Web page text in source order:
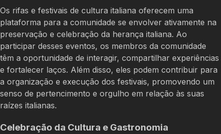
Os rifas e festivais de cultura italiana oferecem uma
plataforma para a comunidade se envolver ativamente na
preservação e celebração da herança italiana. Ao
participar desses eventos, os membros da comunidade
têm a oportunidade de interagir, compartilhar experiências
e fortalecer laços. Além disso, eles podem contribuir para
a organização e execução dos festivais, promovendo um
senso de pertencimento e orgulho em relação às suas
raízes italianas.
Celebração da Cultura e Gastronomia